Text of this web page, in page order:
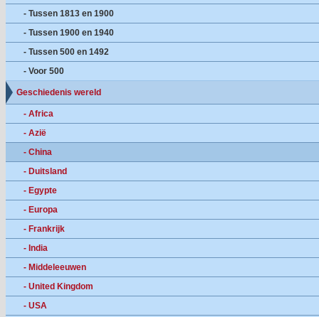
- Tussen 1813 en 1900
- Tussen 1900 en 1940
- Tussen 500 en 1492
- Voor 500
Geschiedenis wereld
- Africa
- Azië
- China
- Duitsland
- Egypte
- Europa
- Frankrijk
- India
- Middeleeuwen
- United Kingdom
- USA